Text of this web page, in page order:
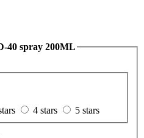
40 spray 200ML
4 stars
5 stars